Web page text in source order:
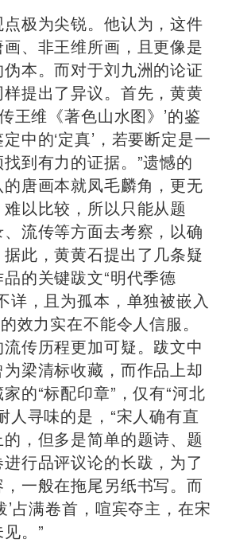
极为尖锐。他认为，这件
、非王维所画，且更像是
本。而对于刘九洲的论证
提出了异议。首先，黄黄
王维《著色山水图》’的鉴
中的‘定真’，若要断定是一
到有力的证据。”遗憾的
唐画本就凤毛麟角，更无
以比较，所以只能从题
流传等方面去考察，以确
此，黄黄石提出了几条疑
的关键跋文“明代季德
详，且为孤本，单独被嵌入
效力实在不能令人信服。
传历程更加可疑。跋文中
梁清标收藏，而作品上却
的“标配印章”，仅有“河北
人寻味的是，“宋人确有直
，但多是简单的题诗、题
行品评议论的长跋，为了
一般在拖尾另纸书写。而
’占满卷首，喧宾夺主，在宋
。”